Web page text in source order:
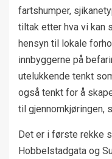
fartshumper,
tiltak etter hva vi kan
hensyn til lokale
innbyggerne på
utelukkende tenkt
også tenkt for å
til gjennomkjøringen,
Det er i første rekke
Hobbelstadgata og